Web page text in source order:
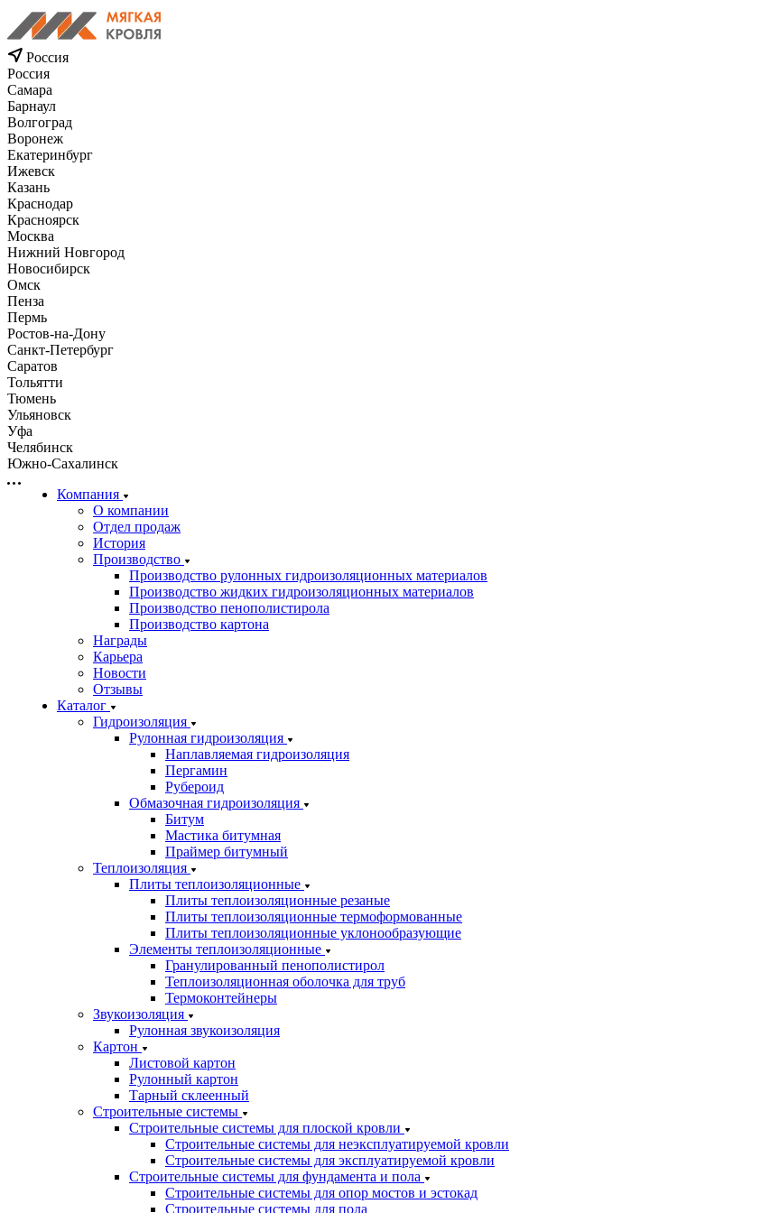
Россия
Россия
Самара
Барнаул
Волгоград
Воронеж
Екатеринбург
Ижевск
Казань
Краснодар
Красноярск
Москва
Нижний Новгород
Новосибирск
Омск
Пенза
Пермь
Ростов-на-Дону
Санкт-Петербург
Саратов
Тольятти
Тюмень
Ульяновск
Уфа
Челябинск
Южно-Сахалинск
Компания
О компании
Отдел продаж
История
Производство
Производство рулонных гидроизоляционных материалов
Производство жидких гидроизоляционных материалов
Производство пенополистирола
Производство картона
Награды
Карьера
Новости
Отзывы
Каталог
Гидроизоляция
Рулонная гидроизоляция
Наплавляемая гидроизоляция
Пергамин
Рубероид
Обмазочная гидроизоляция
Битум
Мастика битумная
Праймер битумный
Теплоизоляция
Плиты теплоизоляционные
Плиты теплоизоляционные резаные
Плиты теплоизоляционные термоформованные
Плиты теплоизоляционные уклонообразующие
Элементы теплоизоляционные
Гранулированный пенополистирол
Теплоизоляционная оболочка для труб
Термоконтейнеры
Звукоизоляция
Рулонная звукоизоляция
Картон
Листовой картон
Рулонный картон
Тарный склеенный
Строительные системы
Строительные системы для плоской кровли
Строительные системы для неэксплуатируемой кровли
Строительные системы для эксплуатируемой кровли
Строительные системы для фундамента и пола
Строительные системы для опор мостов и эстокад
Строительные системы для пола